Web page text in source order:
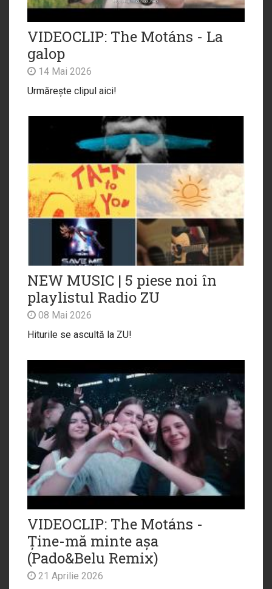
VIDEOCLIP: The Motáns - La
galop
14 Mai 2026
Urmărește clipul aici!
NEW MUSIC | 5 piese noi în
playlistul Radio ZU
08 Mai 2026
Hiturile se ascultă la ZU!
VIDEOCLIP: The Motáns -
Ține-mă minte așa
(Pado&Belu Remix)
21 Aprilie 2026